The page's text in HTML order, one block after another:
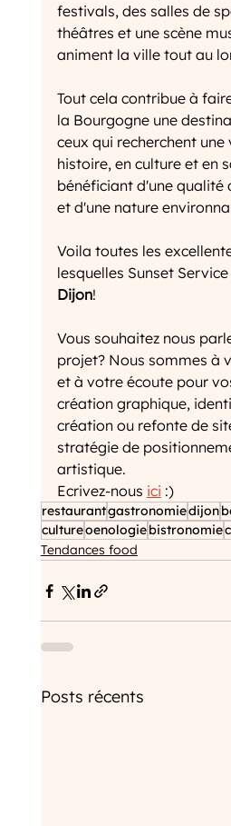
festivals, des salles de
théâtres et une scène
animent la ville tout au
Tout cela contribue à
la Bourgogne une
ceux qui recherchent une
histoire, en culture et en
bénéficiant d'une qualité
et d'une nature
Voila toutes les
lesquelles Sunset
Dijon!
Vous souhaitez nous
projet? Nous sommes à
et à votre écoute pour
création graphique,
création ou refonte de
stratégie de
artistique.
Ecrivez-nous ici :)
restaurantgastronomiedijon
cultureoenologiebistronomie
Tendances food
Posts récents